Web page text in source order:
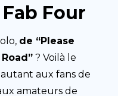
Four
de “Please
? Voilà le
aux fans de
amateurs de